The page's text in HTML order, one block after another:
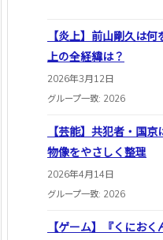
【炎上】前山剛久は
上の全経緯は？
2026年3月12日
グループ一致: 2026
【芸能】共犯者・国
物像をやさしく整理
2026年4月14日
グループ一致: 2026
【ゲーム】『くにお